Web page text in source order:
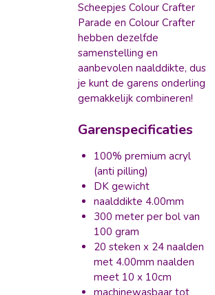
Scheepjes Colour Crafter
Parade en Colour Crafter
hebben dezelfde
samenstelling en
aanbevolen naalddikte, dus
je kunt de garens onderling
gemakkelijk combineren!
Garenspecificaties
100% premium acryl
(anti pilling)
DK gewicht
naalddikte 4.00mm
300 meter per bol van
100 gram
20 steken x 24 naalden
met 4.00mm naalden
meet 10 x 10cm
machinewasbaar tot